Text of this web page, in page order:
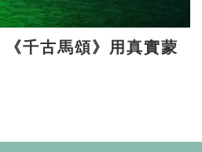
千古馬頌》用真實蒙